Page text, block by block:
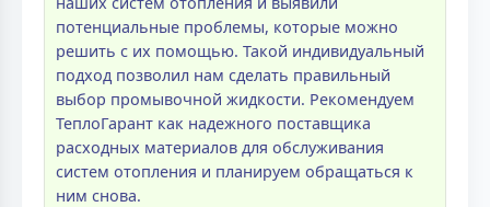
потенциальные проблемы, которые можно
решить с их помощью. Такой индивидуальный
подход позволил нам сделать правильный
выбор промывочной жидкости. Рекомендуем
ТеплоГарант как надежного поставщика
расходных материалов для обслуживания
систем отопления и планируем обращаться к
ним снова.